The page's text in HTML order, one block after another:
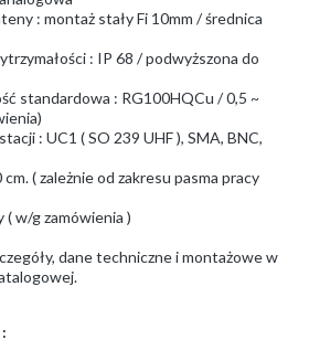
: montaż stały Fi 10mm / średnica
: IP 68 / podwyższona do
standardowa : RG100HQCu / 0,5 ~
: UC1 ( SO 239 UHF ), SMA, BNC,
( zależnie od zakresu pasma pracy
( w/g zamówienia )
dane techniczne i montażowe w